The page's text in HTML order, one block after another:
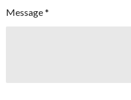
Message *